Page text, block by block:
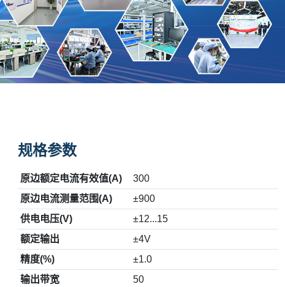
规格参数
原边额定电流有效值(A)
300
原边电流测量范围(A)
±900
供电电压(V)
±12...15
额定输出
±4V
精度(%)
±1.0
输出带宽
50